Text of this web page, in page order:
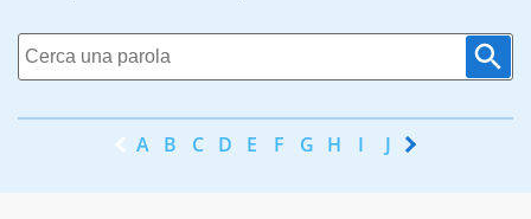
A B C D E F G H I J K